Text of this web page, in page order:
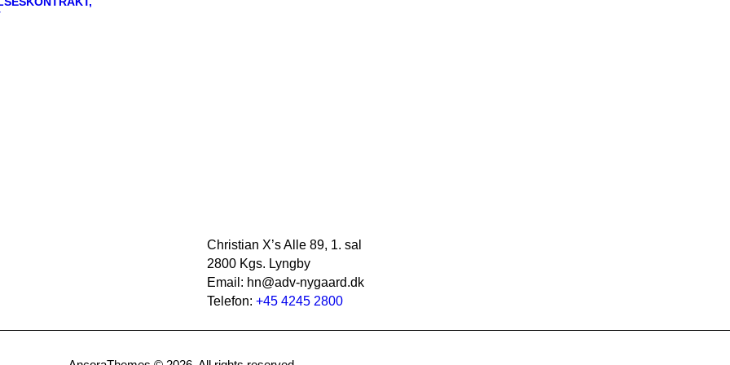
Christian X’s Alle 89, 1. sal
2800 Kgs. Lyngby
Email: hn@adv-nygaard.dk
Telefon: +45 4245 2800